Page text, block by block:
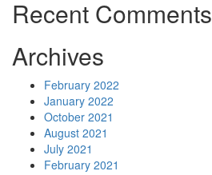
Recent Comments
Archives
February 2022
January 2022
October 2021
August 2021
July 2021
February 2021